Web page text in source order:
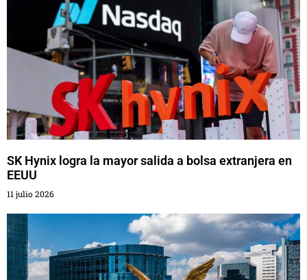
SK Hynix logra la mayor salida a bolsa extranjera en
EEUU
11 julio 2026